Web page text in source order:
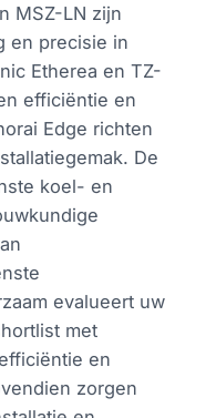
MSZ-LN zijn
en precisie in
Etherea en TZ-
efficiëntie en
Edge richten
De
koel- en
evalueert uw
met
en
zorgen